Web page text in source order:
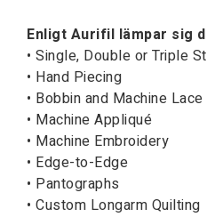
Enligt Aurifil lämpar sig
• Single, Double or Triple
• Hand Piecing
• Bobbin and Machine Lace
• Machine Appliqué
• Machine Embroidery
• Edge-to-Edge
• Pantographs
• Custom Longarm Quilting